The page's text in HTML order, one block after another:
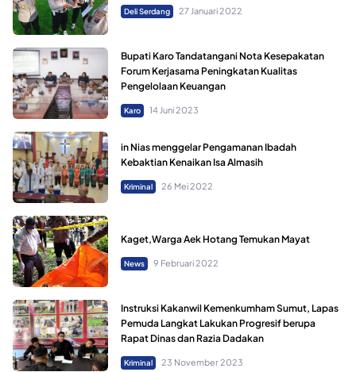
Deli Serdang 27 Januari 2022
Bupati Karo Tandatangani Nota Kesepakatan
Forum Kerjasama Peningkatan Kualitas
Pengelolaan Keuangan
Karo 14 Juni 2023
in Nias menggelar Pengamanan Ibadah
Kebaktian Kenaikan Isa Almasih
Kriminal 26 Mei 2022
Kaget,Warga Aek Hotang Temukan Mayat
News 9 Februari 2022
Instruksi Kakanwil Kemenkumham Sumut, Lapas
Pemuda Langkat Lakukan Progresif berupa
Rapat Dinas dan Razia Dadakan
Kriminal 23 November 2023